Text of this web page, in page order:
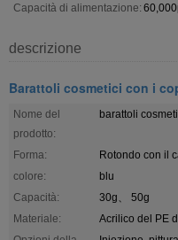
Capacità di alimentazione:
descrizione
Barattoli cosmetici con i
Nome del
prodotto:
barattoli
Forma:
Rotondo con il
colore:
blu
Capacità:
30g、 50g
Materiale:
Acrilico del PE